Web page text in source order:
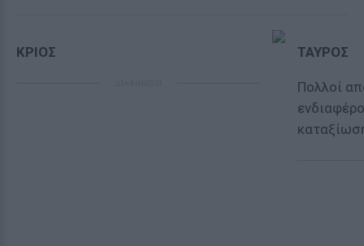
ΚΡΙΟΣ ΤΑΥΡΟΣ
Πολλοί